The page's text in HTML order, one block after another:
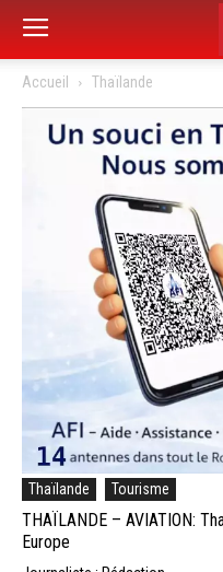
Accueil Thaïlande
Thaïlande Tourisme
THAÏLANDE – AVIATION:
Europe